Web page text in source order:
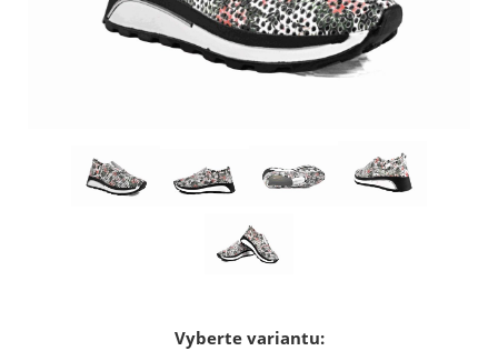
Vyberte variantu: